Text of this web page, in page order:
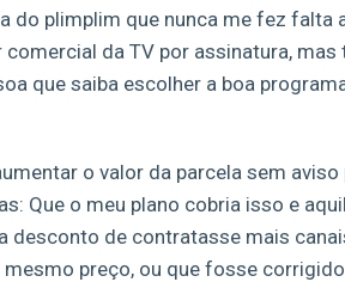
do plimplim que nunca me fez falta
da TV por assinatura, mas
que saiba escolher a boa
o valor da parcela sem aviso
Que o meu plano cobria isso e
de contratasse mais
preço, ou que fosse corrigido